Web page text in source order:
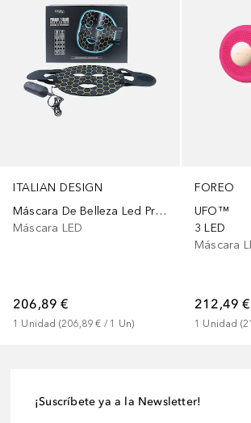
ITALIAN DESIGN
Máscara De Belleza Led Prolight 7 Colores
Máscara LED
206,89 €
1 Unidad (206,89 € / 1 Un)
FOREO
UFO™
3 LED
Máscara
212,49 €
1 Unidad (
¡Suscríbete ya a la Newsletter!